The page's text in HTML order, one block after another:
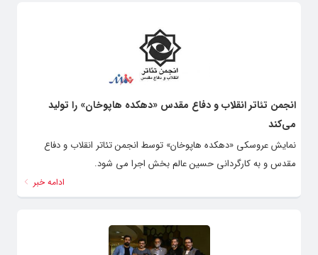
انجمن تئاتر انقلاب و دفاع مقدس «دهکده هاپوخان» را تولید
می‌کند
نمایش عروسکی «دهکده هاپوخان» توسط انجمن تئاتر انقلاب و دفاع
مقدس و به کارگردانی حسین عالم بخش اجرا می شود.
ادامه خبر